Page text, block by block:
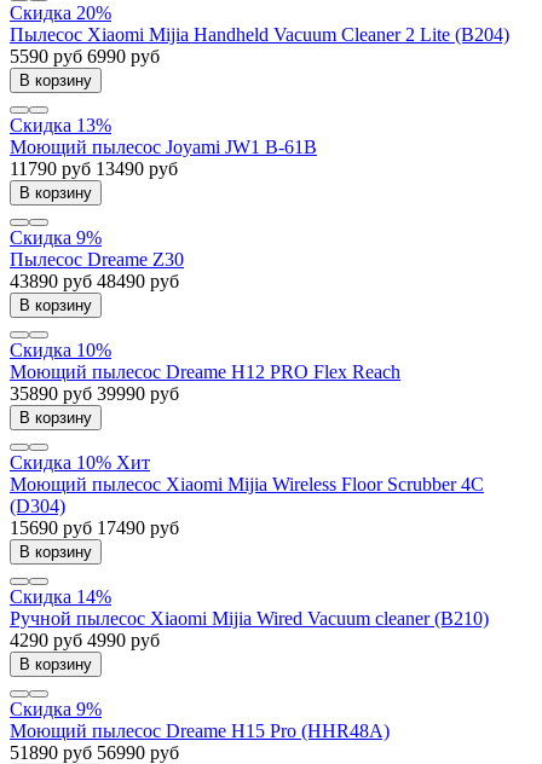
Скидка 20%
Пылесос Xiaomi Mijia Handheld Vacuum Cleaner 2 Lite (B204)
5590 руб 6990 руб
В корзину
Скидка 13%
Моющий пылесос Joyami JW1 B-61B
11790 руб 13490 руб
В корзину
Скидка 9%
Пылесос Dreame Z30
43890 руб 48490 руб
В корзину
Скидка 10%
Моющий пылесос Dreame H12 PRO Flex Reach
35890 руб 39990 руб
В корзину
Скидка 10% Хит
Моющий пылесос Xiaomi Mijia Wireless Floor Scrubber 4C
(D304)
15690 руб 17490 руб
В корзину
Скидка 14%
Ручной пылесос Xiaomi Mijia Wired Vacuum cleaner (B210)
4290 руб 4990 руб
В корзину
Скидка 9%
Моющий пылесос Dreame H15 Pro (HHR48A)
51890 руб 56990 руб